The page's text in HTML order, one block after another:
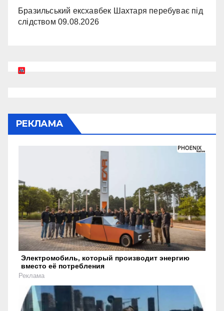
Бразильський ексхавбек Шахтаря перебуває під
слідством 09.08.2026
РЕКЛАМА
Электромобиль, который производит энергию
вместо её потребления
Реклама